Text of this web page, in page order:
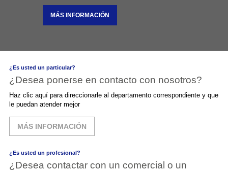
MÁS INFORMACIÓN
¿Es usted un particular?
¿Desea ponerse en contacto con nosotros?
Haz clic aquí para direccionarle al departamento correspondiente y que
le puedan atender mejor
MÁS INFORMACIÓN
¿Es usted un profesional?
¿Desea contactar con un comercial o un